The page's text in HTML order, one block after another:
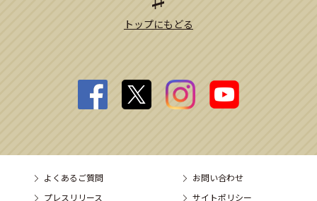
トップにもどる
よくあるご質問
お問い合わせ
プレスリリース
サイトポリシー